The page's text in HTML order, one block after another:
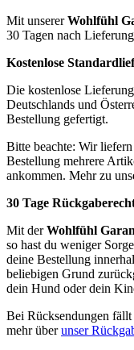
Mit unsererWohlfühl
30 Tagen nach
Kostenlose
Die kostenlose
Deutschlands und
Bestellung gefertigt.
Bitte beachte: Wir
Bestellung mehrere
ankommen. Mehr zu
30 Tage
Mit derWohlfühl
so hast du weniger
deine Bestellung
beliebigen Grund
dein Hund oder dein
Bei Rücksendungen
mehr überunser